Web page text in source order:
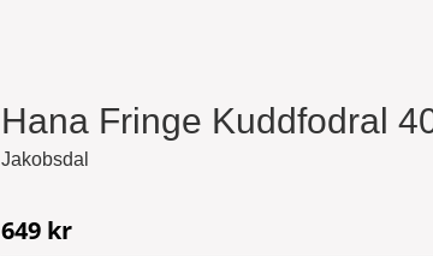
Hana Fringe Kuddfodral
Jakobsdal
649 kr